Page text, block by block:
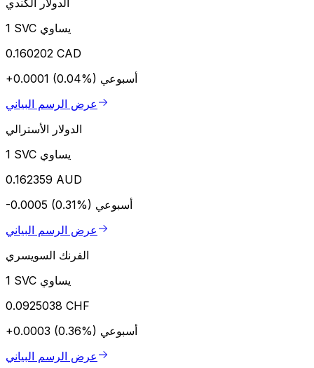
1 SVC يساوي
0.160202 CAD
+0.0001 (0.04%) أسبوعي
عرض الرسم البياني
الدولار الأسترالي
1 SVC يساوي
0.162359 AUD
-0.0005 (0.31%) أسبوعي
عرض الرسم البياني
الفرنك السويسري
1 SVC يساوي
0.0925038 CHF
+0.0003 (0.36%) أسبوعي
عرض الرسم البياني